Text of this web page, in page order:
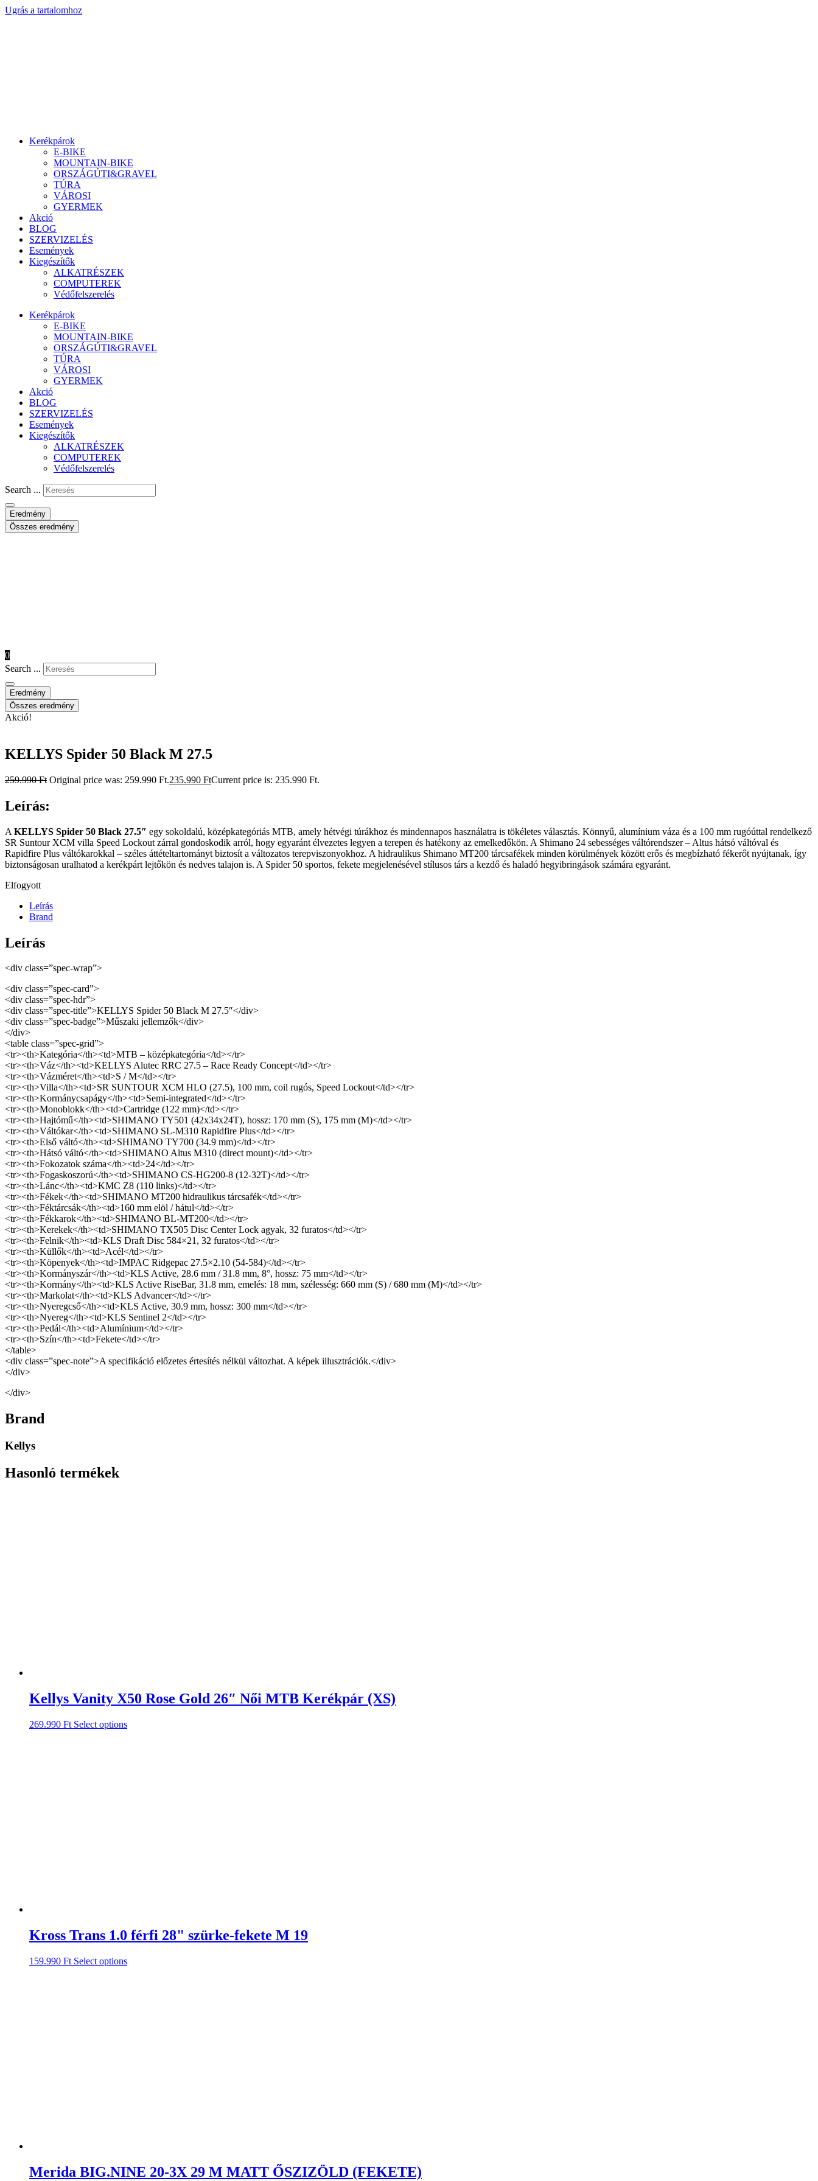
Ugrás a tartalomhoz
Kerékpárok
E-BIKE
MOUNTAIN-BIKE
ORSZÁGÚTI&GRAVEL
TÚRA
VÁROSI
GYERMEK
Akció
BLOG
SZERVIZELÉS
Események
Kiegészítők
ALKATRÉSZEK
COMPUTEREK
Védőfelszerelés
Kerékpárok
E-BIKE
MOUNTAIN-BIKE
ORSZÁGÚTI&GRAVEL
TÚRA
VÁROSI
GYERMEK
Akció
BLOG
SZERVIZELÉS
Események
Kiegészítők
ALKATRÉSZEK
COMPUTEREK
Védőfelszerelés
Search ...
Eredmény
Összes eredmény
0
Search ...
Eredmény
Összes eredmény
Akció!
KELLYS Spider 50 Black M 27.5
259.990Ft Original price was: 259.990 Ft.235.990 FtCurrent price is: 235.990 Ft.
Leírás:
A KELLYS Spider 50 Black 27.5″ egy sokoldalú, középkategóriás MTB, amely hétvégi túrákhoz és mindennapos használatra is tökéletes választás. Könnyű, alumínium váza és a 100 mm rugóúttal rendelkező
SR Suntour XCM villa Speed Lockout zárral gondoskodik arról, hogy egyaránt élvezetes legyen a terepen és hatékony az emelkedőkön. A Shimano 24 sebességes váltórendszer – Altus hátsó váltóval és
Rapidfire Plus váltókarokkal – széles áttételtartományt biztosít a változatos terepviszonyokhoz. A hidraulikus Shimano MT200 tárcsafékek minden körülmények között erős és megbízható fékerőt nyújtanak, így
biztonságosan uralhatod a kerékpárt lejtőkön és nedves talajon is. A Spider 50 sportos, fekete megjelenésével stílusos társ a kezdő és haladó hegyibringások számára egyaránt.
Elfogyott
Leírás
Brand
Leírás
<div class=”spec-wrap”>
<div class=”spec-card”>
<div class=”spec-hdr”>
<div class=”spec-title”>KELLYS Spider 50 Black M 27.5″</div>
<div class=”spec-badge”>Műszaki jellemzők</div>
</div>
<table class=”spec-grid”>
<tr><th>Kategória</th><td>MTB – középkategória</td></tr>
<tr><th>Váz</th><td>KELLYS Alutec RRC 27.5 – Race Ready Concept</td></tr>
<tr><th>Vázméret</th><td>S / M</td></tr>
<tr><th>Villa</th><td>SR SUNTOUR XCM HLO (27.5), 100 mm, coil rugós, Speed Lockout</td></tr>
<tr><th>Kormánycsapágy</th><td>Semi-integrated</td></tr>
<tr><th>Monoblokk</th><td>Cartridge (122 mm)</td></tr>
<tr><th>Hajtómű</th><td>SHIMANO TY501 (42x34x24T), hossz: 170 mm (S), 175 mm (M)</td></tr>
<tr><th>Váltókar</th><td>SHIMANO SL-M310 Rapidfire Plus</td></tr>
<tr><th>Első váltó</th><td>SHIMANO TY700 (34.9 mm)</td></tr>
<tr><th>Hátsó váltó</th><td>SHIMANO Altus M310 (direct mount)</td></tr>
<tr><th>Fokozatok száma</th><td>24</td></tr>
<tr><th>Fogaskoszorú</th><td>SHIMANO CS-HG200-8 (12-32T)</td></tr>
<tr><th>Lánc</th><td>KMC Z8 (110 links)</td></tr>
<tr><th>Fékek</th><td>SHIMANO MT200 hidraulikus tárcsafék</td></tr>
<tr><th>Féktárcsák</th><td>160 mm elöl / hátul</td></tr>
<tr><th>Fékkarok</th><td>SHIMANO BL-MT200</td></tr>
<tr><th>Kerekek</th><td>SHIMANO TX505 Disc Center Lock agyak, 32 furatos</td></tr>
<tr><th>Felnik</th><td>KLS Draft Disc 584×21, 32 furatos</td></tr>
<tr><th>Küllők</th><td>Acél</td></tr>
<tr><th>Köpenyek</th><td>IMPAC Ridgepac 27.5×2.10 (54-584)</td></tr>
<tr><th>Kormányszár</th><td>KLS Active, 28.6 mm / 31.8 mm, 8°, hossz: 75 mm</td></tr>
<tr><th>Kormány</th><td>KLS Active RiseBar, 31.8 mm, emelés: 18 mm, szélesség: 660 mm (S) / 680 mm (M)</td></tr>
<tr><th>Markolat</th><td>KLS Advancer</td></tr>
<tr><th>Nyeregcső</th><td>KLS Active, 30.9 mm, hossz: 300 mm</td></tr>
<tr><th>Nyereg</th><td>KLS Sentinel 2</td></tr>
<tr><th>Pedál</th><td>Alumínium</td></tr>
<tr><th>Szín</th><td>Fekete</td></tr>
</table>
<div class=”spec-note”>A specifikáció előzetes értesítés nélkül változhat. A képek illusztrációk.</div>
</div>
</div>
Brand
Kellys
Hasonló termékek
Kellys Vanity X50 Rose Gold 26″ Női MTB Kerékpár (XS)
269.990 Ft Select options
Kross Trans 1.0 férfi 28" szürke-fekete M 19
159.990 Ft Select options
Merida BIG.NINE 20-3X 29 M MATT ŐSZIZÖLD (FEKETE)